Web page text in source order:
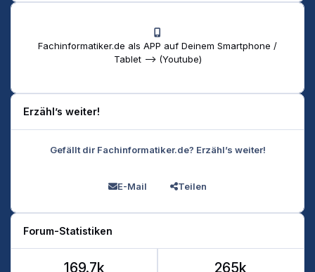
Fachinformatiker.de als APP auf Deinem Smartphone /
Tablet --> (Youtube)
Erzähl’s weiter!
Gefällt dir Fachinformatiker.de? Erzähl’s weiter!
E-Mail Teilen
Forum-Statistiken
169.7k 265k